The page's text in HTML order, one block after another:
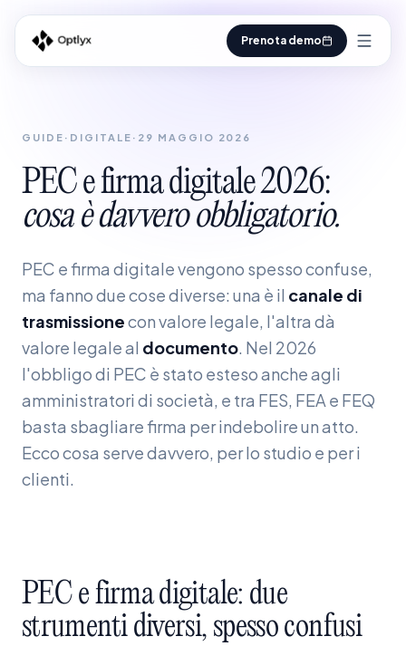
Prenota demo
GUIDE · DIGITALE · 29 MAGGIO 2026
PECefirmadigitale2026:
cosa èdavvero obbligatorio.
PEC e firma digitale vengono spesso confuse,
ma fanno due cose diverse: una è il canale di
trasmissionecon valore legale, l'altra dà
valore legale al documento. Nel 2026
l'obbligo di PEC è stato esteso anche agli
amministratori di società, e tra FES, FEA e FEQ
basta sbagliare firma per indebolire un atto.
Ecco cosa serve davvero, per lo studio e per i
clienti.
PECefirmadigitale: due
strumenti diversi, spessoconfusi